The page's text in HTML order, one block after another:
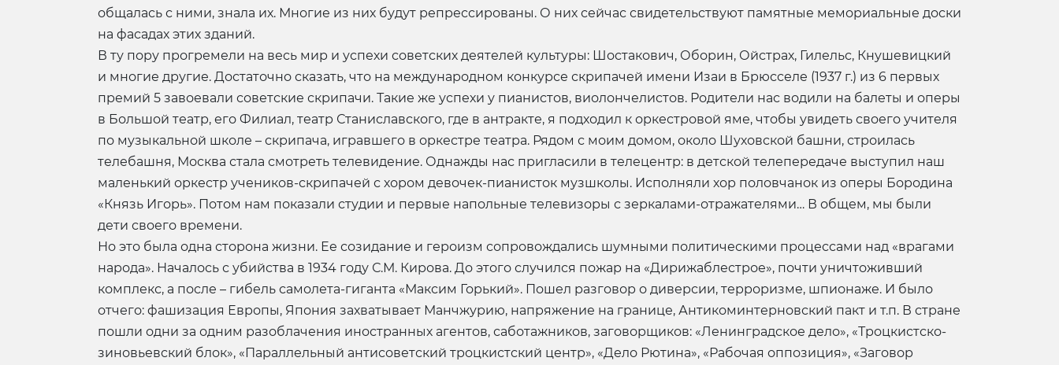
общалась с ними, знала их. Многие из них будут репрессированы. О них сейчас свидетельствуют памятные мемориальные доски
на фасадах этих зданий.
В ту пору прогремели на весь мир и успехи советских деятелей культуры: Шостакович, Оборин, Ойстрах, Гилельс, Кнушевицкий
и многие другие. Достаточно сказать, что на международном конкурсе скрипачей имени Изаи в Брюсселе (1937 г.) из 6 первых
премий 5 завоевали советские скрипачи. Такие же успехи у пианистов, виолончелистов. Родители нас водили на балеты и оперы
в Большой театр, его Филиал, театр Станиславского, где в антракте, я подходил к оркестровой яме, чтобы увидеть своего учителя
по музыкальной школе – скрипача, игравшего в оркестре театра. Рядом с моим домом, около Шуховской башни, строилась
телебашня, Москва стала смотреть телевидение. Однажды нас пригласили в телецентр: в детской телепередаче выступил наш
маленький оркестр учеников-скрипачей с хором девочек-пианисток музшколы. Исполняли хор половчанок из оперы Бородина
«Князь Игорь». Потом нам показали студии и первые напольные телевизоры с зеркалами-отражателями… В общем, мы были
дети своего времени.
Но это была одна сторона жизни. Ее созидание и героизм сопровождались шумными политическими процессами над «врагами
народа». Началось с убийства в 1934 году С.М. Кирова. До этого случился пожар на «Дирижаблестрое», почти уничтоживший
комплекс, а после – гибель самолета-гиганта «Максим Горький». Пошел разговор о диверсии, терроризме, шпионаже. И было
отчего: фашизация Европы, Япония захватывает Манчжурию, напряжение на границе, Антикоминтерновский пакт и т.п. В стране
пошли одни за одним разоблачения иностранных агентов, саботажников, заговорщиков: «Ленинградское дело», «Троцкистско-
зиновьевский блок», «Параллельный антисоветский троцкистский центр», «Дело Рютина», «Рабочая оппозиция», «Заговор